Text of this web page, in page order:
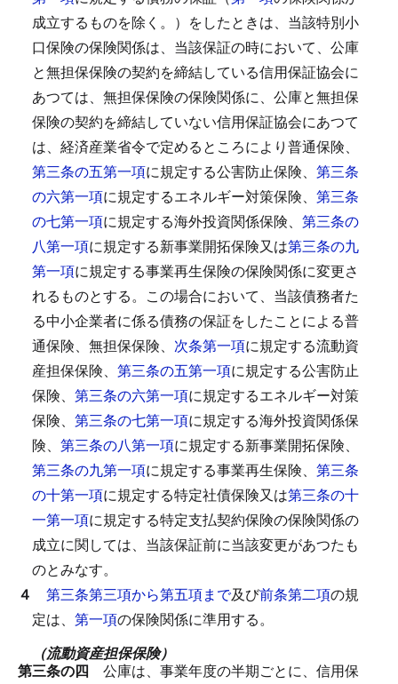
成立するものを除く。）をしたときは、当該特別小
口保険の保険関係は、当該保証の時において、公庫
と無担保保険の契約を締結している信用保証協会に
あつては、無担保保険の保険関係に、公庫と無担保
保険の契約を締結していない信用保証協会にあつて
は、経済産業省令で定めるところにより普通保険、
第三条の五第一項に規定する公害防止保険、 第三条
の六第一項に規定するエネルギー対策保険、 第三条
の七第一項に規定する海外投資関係保険、 第三条の
八第一項に規定する新事業開拓保険又は第三条の九
第一項に規定する事業再生保険の保険関係に変更さ
れるものとする。 この場合において、当該債務者た
る中小企業者に係る債務の保証をしたことによる普
通保険、無担保保険、 次条第一項に規定する流動資
産担保保険、 第三条の五第一項に規定する公害防止
保険、 第三条の六第一項に規定するエネルギー対策
保険、 第三条の七第一項に規定する海外投資関係保
険、 第三条の八第一項に規定する新事業開拓保険、
第三条の九第一項に規定する事業再生保険、 第三条
の十第一項に規定する特定社債保険又は第三条の十
一第一項に規定する特定支払契約保険の保険関係の
成立に関しては、当該保証前に当該変更があつたも
のとみなす。
４ 第三条第三項から第五項まで及び前条第二項の規
定は、 第一項の保険関係に準用する。
（流動資産担保保険）
第三条の四 公庫は、事業年度の半期ごとに、信用保